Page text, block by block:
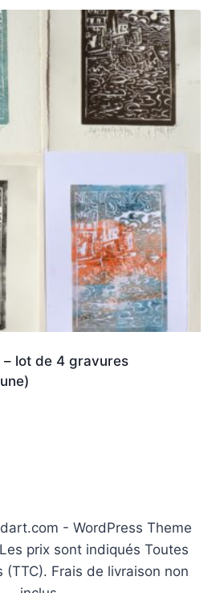
lot de 4 gravures
- WordPress Theme
Les prix sont indiqués Toutes
(TTC). Frais de livraison non